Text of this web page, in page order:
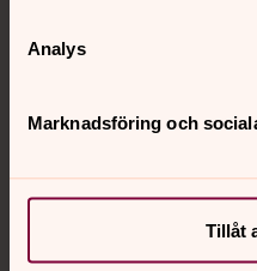
Analys
Marknadsföring och
Tillåt
Kalender